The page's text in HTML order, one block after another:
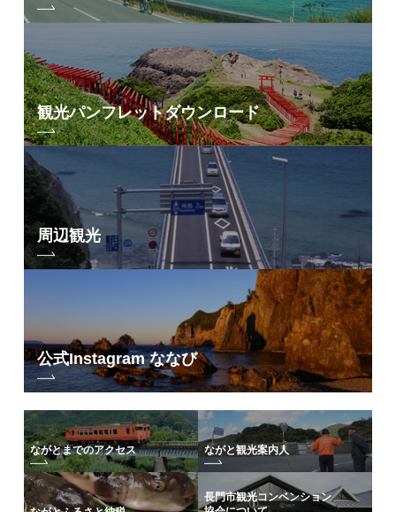
観光パンフレットダウンロード
周辺観光
公式Instagram ななび
ながとまでのアクセス ながと観光案内人
長門市観光コンベンション